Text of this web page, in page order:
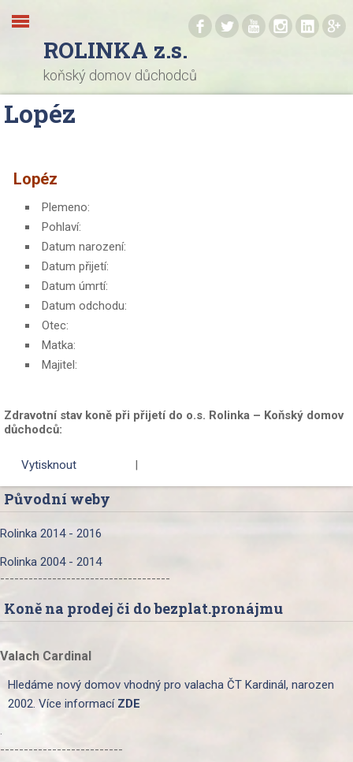
ROLINKA z.s.
koňský domov důchodců
. . . . . .
Lopéz
Lopéz
Plemeno:
Pohlaví:
Datum narození:
Datum přijetí:
Datum úmrtí:
Datum odchodu:
Otec:
Matka:
Majitel:
Zdravotní stav koně při přijetí do o.s. Rolinka – Koňský domov
důchodců:
Vytisknout |
Původní weby
Rolinka 2014 - 2016
Rolinka 2004 - 2014
------------------------------------
Koně na prodej či do bezplat.pronájmu
Valach Cardinal
Hledáme nový domov vhodný pro valacha ČT Kardinál, narozen
2002. Více informací ZDE
.
--------------------------